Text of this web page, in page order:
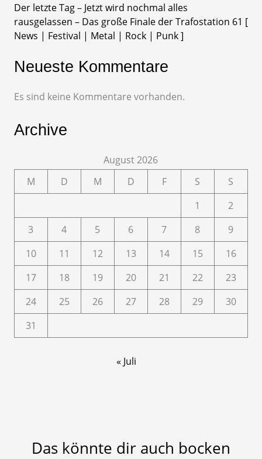
Der letzte Tag – Jetzt wird nochmal alles
rausgelassen – Das große Finale der Trafostation 61 [
News | Festival | Metal | Rock | Punk ]
Neueste Kommentare
Es sind keine Kommentare vorhanden.
Archive
August 2026
M
D M D F S
S
1
2
3
4 5 6 7 8
9
10
11 12 13 14 15
16
17
18 19 20 21 22
23
24
25 26 27 28 29
30
31
« Juli
Das könnte dir auch bocken